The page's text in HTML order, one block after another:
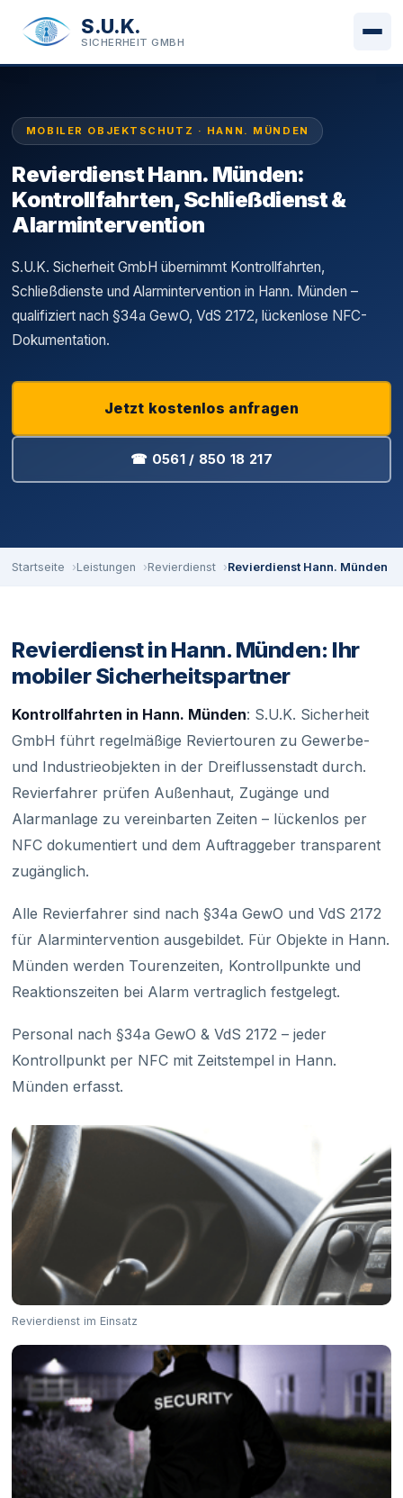
S.U.K.
SICHERHEIT GMBH
MOBILER OBJEKTSCHUTZ · HANN. MÜNDEN
Revierdienst Hann. Münden:
Kontrollfahrten, Schließdienst &
Alarmintervention
S.U.K. Sicherheit GmbH übernimmt Kontrollfahrten,
Schließdienste und Alarmintervention in Hann. Münden –
qualifiziert nach §34a GewO, VdS 2172, lückenlose NFC-
Dokumentation.
Jetzt kostenlos anfragen
☎ 0561 / 850 18 217
Startseite Leistungen Revierdienst Revierdienst Hann. Münden
Revierdienst in Hann. Münden: Ihr
mobiler Sicherheitspartner
Kontrollfahrten in Hann. Münden: S.U.K. Sicherheit
GmbH führt regelmäßige Reviertouren zu Gewerbe-
und Industrieobjekten in der Dreiflussenstadt durch.
Revierfahrer prüfen Außenhaut, Zugänge und
Alarmanlage zu vereinbarten Zeiten – lückenlos per
NFC dokumentiert und dem Auftraggeber transparent
zugänglich.
Alle Revierfahrer sind nach §34a GewO und VdS 2172
für Alarmintervention ausgebildet. Für Objekte in Hann.
Münden werden Tourenzeiten, Kontrollpunkte und
Reaktionszeiten bei Alarm vertraglich festgelegt.
Personal nach §34a GewO & VdS 2172 – jeder
Kontrollpunkt per NFC mit Zeitstempel in Hann.
Münden erfasst.
Revierdienst im Einsatz